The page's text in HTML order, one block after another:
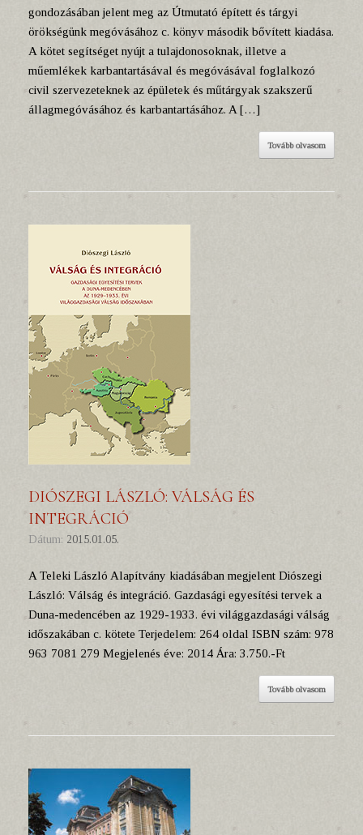
gondozásában jelent meg az Útmutató épített és tárgyi
örökségünk megóvásához c. könyv második bővített kiadása.
A kötet segítséget nyújt a tulajdonosoknak, illetve a
műemlékek karbantartásával és megóvásával foglalkozó
civil szervezeteknek az épületek és műtárgyak szakszerű
állagmegóvásához és karbantartásához. A […]
Tovább olvasom
DIÓSZEGI LÁSZLÓ: VÁLSÁG ÉS
INTEGRÁCIÓ
Dátum: 2015.01.05.
A Teleki László Alapítvány kiadásában megjelent Diószegi
László: Válság és integráció. Gazdasági egyesítési tervek a
Duna-medencében az 1929-1933. évi világgazdasági válság
időszakában c. kötete Terjedelem: 264 oldal ISBN szám: 978
963 7081 279 Megjelenés éve: 2014 Ára: 3.750.-Ft
Tovább olvasom